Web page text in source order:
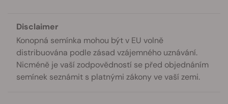
Disclaimer
Konopná semínka mohou být v EU volně
distribuována podle zásad vzájemného uznávání.
Nicméně je vaší zodpovědností se před objednáním
semínek seznámit s platnými zákony ve vaší zemi.